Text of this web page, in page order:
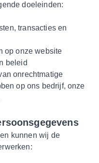
doeleinden:
transacties en
op onze website
beleid
onrechtmatige
op ons bedrijf, onze
kunnen wij de